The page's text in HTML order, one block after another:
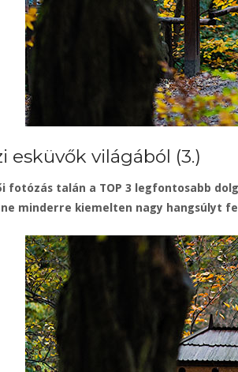
esküvők világából (3.)
fotózás talán a TOP 3 legfontosabb
minderre kiemelten nagy hangsúlyt